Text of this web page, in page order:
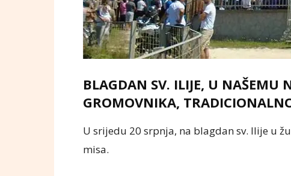
BLAGDAN SV. ILIJE, U NAŠEMU
GROMOVNIKA,
U srijedu 20 srpnja, na blagdan sv. Ilije u
misa.